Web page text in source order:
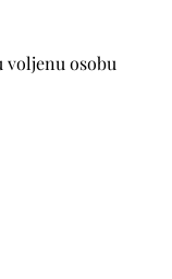
voljenu osobu